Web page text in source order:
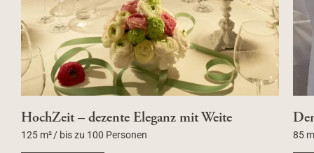
HochZeit – dezente Eleganz mit Weite
125 m²/ bis zu 100 Personen 85